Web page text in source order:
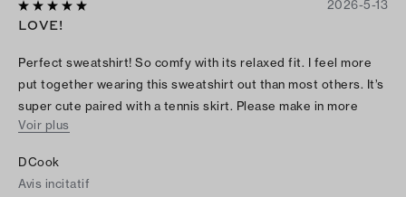
2026-5-13
LOVE!
Perfect sweatshirt! So comfy with its relaxed fit. I feel more
put together wearing this sweatshirt out than most others. It’s
super cute paired with a tennis skirt. Please make in more
colors and restock sizes.
Voir plus
DCook
Avis incitatif